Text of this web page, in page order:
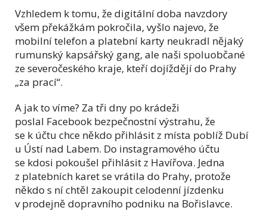
Vzhledem k tomu, že digitální doba navzdory
všem překážkám pokročila, vyšlo najevo, že
mobilní telefon a platební karty neukradl nějaký
rumunský kapsářský gang, ale naši spoluobčané
ze severočeského kraje, kteří dojíždějí do Prahy
„za prací“.
A jak to víme? Za tři dny po krádeži
poslal Facebook bezpečnostní výstrahu, že
se k účtu chce někdo přihlásit z místa poblíž Dubí
u Ústí nad Labem. Do instagramového účtu
se kdosi pokoušel přihlásit z Havířova. Jedna
z platebních karet se vrátila do Prahy, protože
někdo s ní chtěl zakoupit celodenní jízdenku
v prodejně dopravního podniku na Bořislavce.